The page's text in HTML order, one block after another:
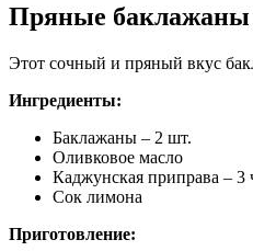
Пряные баклажаны
Этот сочный и пряный вкус
Ингредиенты:
Баклажаны – 2 шт.
Оливковое масло
Каджунская приправа – 3
Сок лимона
Приготовление: